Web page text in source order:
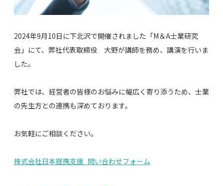
2024年9月10日に下北沢で開催されました「M＆A士業研究
会」にて、弊社代表取締役 大野が講師を務め、講演を行いま
した。
弊社では、経営者の皆様のお悩みに幅広く寄り添うため、士業
の先生方との連携も深めております。
お気軽にご相談ください。
株式会社日本提携支援_問い合わせフォーム